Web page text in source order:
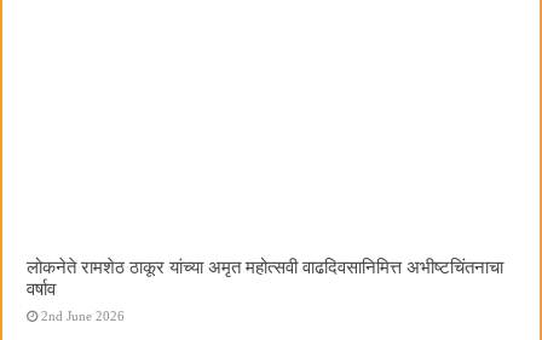
लोकनेते रामशेठ ठाकूर यांच्या अमृत महोत्सवी वाढदिवसानिमित्त अभीष्टचिंतनाचा
वर्षाव
2nd June 2026